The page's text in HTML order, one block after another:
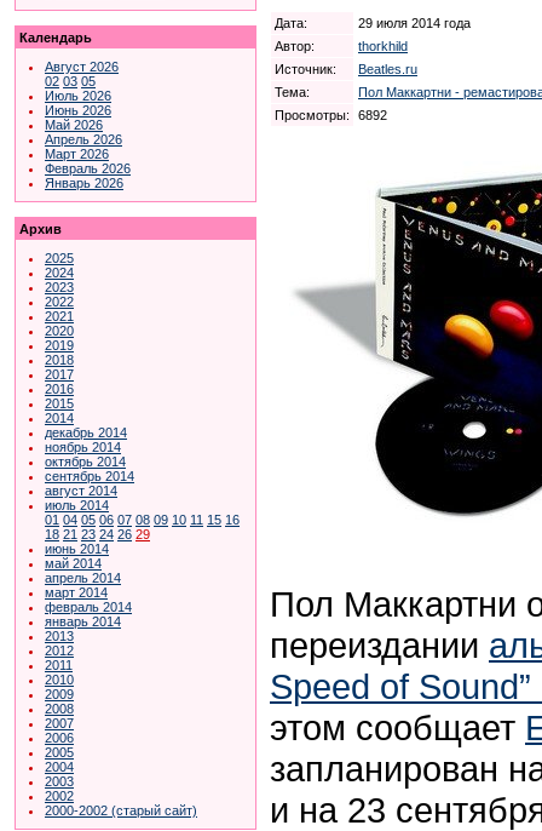
Календарь
Август 2026
02 03 05
Июль 2026
Июнь 2026
Май 2026
Апрель 2026
Март 2026
Февраль 2026
Январь 2026
Архив
2025
2024
2023
2022
2021
2020
2019
2018
2017
2016
2015
2014
декабрь 2014
ноябрь 2014
октябрь 2014
сентябрь 2014
август 2014
июль 2014
01 04 05 06 07 08 09 10 11 15 16
18 21 23 24 26 29
июнь 2014
май 2014
апрель 2014
март 2014
февраль 2014
январь 2014
2013
2012
2011
2010
2009
2008
2007
2006
2005
2004
2003
2002
2000-2002 (старый сайт)
Дата:
29 июля 2014 года
Автор:
thorkhild
Источник:
Beatles.ru
Тема:
Пол Маккартни -
Просмотры:
6892
Пол Маккартни
переиздании
Speed of
этом сообщает
запланирован
и на 23